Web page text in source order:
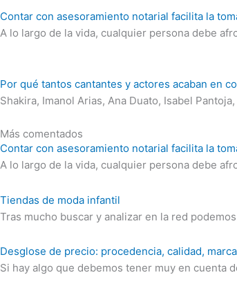
Contar con asesoramiento notarial facilita la
A lo largo de la vida, cualquier persona debe
Por qué tantos cantantes y actores acaban en
Shakira, Imanol Arias, Ana Duato, Isabel
Más comentados
Contar con asesoramiento notarial facilita la
A lo largo de la vida, cualquier persona debe
Tiendas de moda infantil
Tras mucho buscar y analizar en la red
Desglose de precio: procedencia, calidad,
Si hay algo que debemos tener muy en cuenta